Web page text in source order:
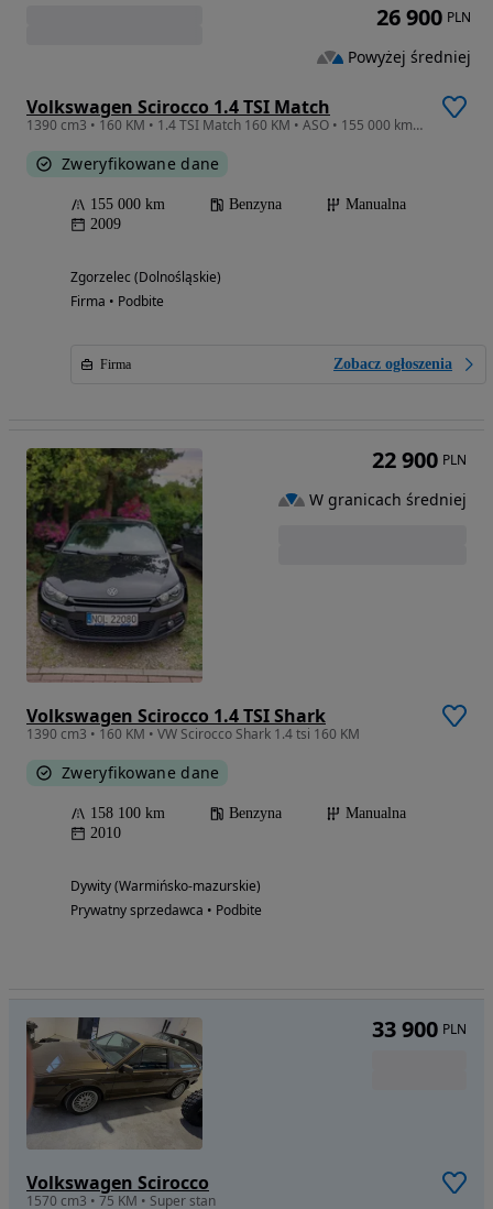
Volkswagen Scirocco 1.4 TSI Match
1390 cm3 • 160 KM • 1.4 TSI Match 160 KM • ASO • 155 000 km • IDEALNY
Zweryfikowane dane
155 000 km Benzyna
Manualna
2009
Zgorzelec (Dolnośląskie)
Firma • Podbite
Firma Zobacz ogłoszenia
26 900 PLN
Powyżej średniej
Volkswagen Scirocco 1.4 TSI Shark
1390 cm3 • 160 KM • VW Scirocco Shark 1.4 tsi 160 KM
Zweryfikowane dane
158 100 km Benzyna
Manualna
2010
Dywity (Warmińsko-mazurskie)
Prywatny sprzedawca • Podbite
22 900 PLN
W granicach średniej
Volkswagen Scirocco
1570 cm3 • 75 KM • Super stan
33 900 PLN